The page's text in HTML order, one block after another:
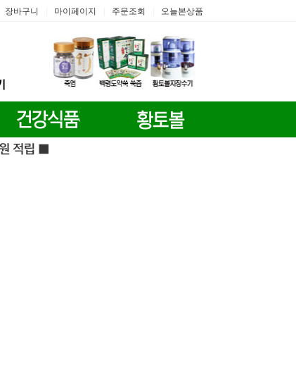
장바구니 마이페이지 주문조회 오늘본상품